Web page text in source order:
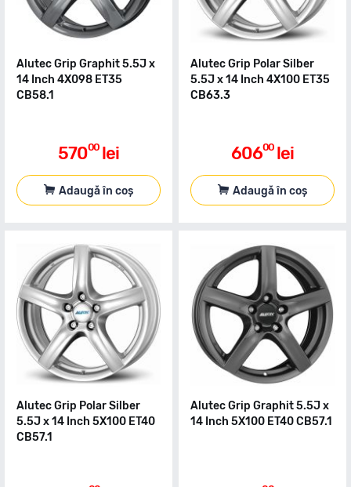
Alutec Grip Graphit 5.5J x
14 Inch 4X098 ET35
CB58.1
57000 lei
Adaugă în coș
Alutec Grip Polar Silber
5.5J x 14 Inch 4X100 ET35
CB63.3
60600 lei
Adaugă în coș
Alutec Grip Polar Silber
5.5J x 14 Inch 5X100 ET40
CB57.1
Alutec Grip Graphit 5.5J x
14 Inch 5X100 ET40 CB57.1